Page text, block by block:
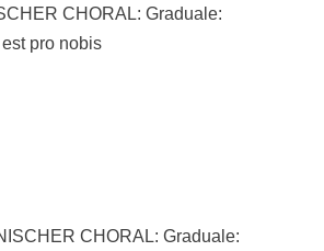
CHORAL: Graduale:
pro nobis
CHORAL: Graduale: